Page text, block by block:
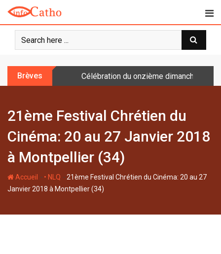
o
Brèves Célébration du onzième dimanche
21ème Festival Chrétien du
Cinéma: 20 au 27 Janvier 2018
à Montpellier (34)
Accueil - • NLQ -21ème Festival Chrétien du Cinéma: 20 au 27
Janvier 2018 à Montpellier (34)